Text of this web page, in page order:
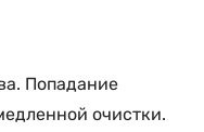
Попадание
очистки.